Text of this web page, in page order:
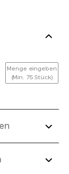
Menge eingeben
(Min. 75 Stück)